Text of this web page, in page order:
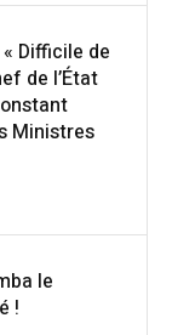
Difficile de
de l’État
Ministres
le
!